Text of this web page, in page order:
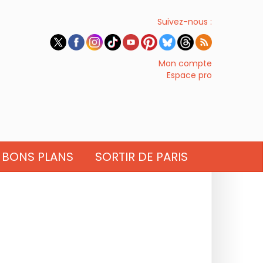
Suivez-nous :
Mon compte
Espace pro
BONS PLANS SORTIR DE PARIS